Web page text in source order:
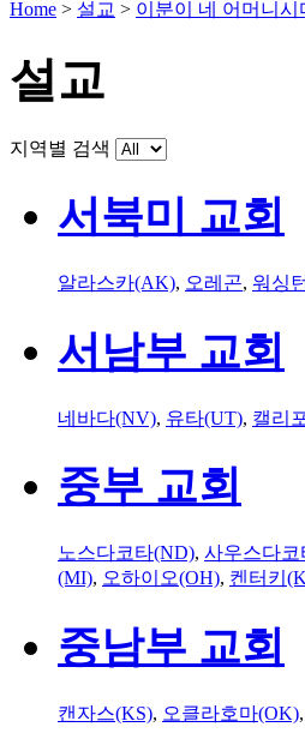
Home > 설교 > 이분이 네 어머니시
설교
지역별 검색
서북미 교회
알라스카(AK), 오레곤, 워싱
서남부 교회
네바다(NV), 유타(UT), 캘리
중부 교회
노스다코타(ND), 사우스다코
(MI), 오하이오(OH), 켄터키
중남부 교회
캔자스(KS), 오클라호마(OK),